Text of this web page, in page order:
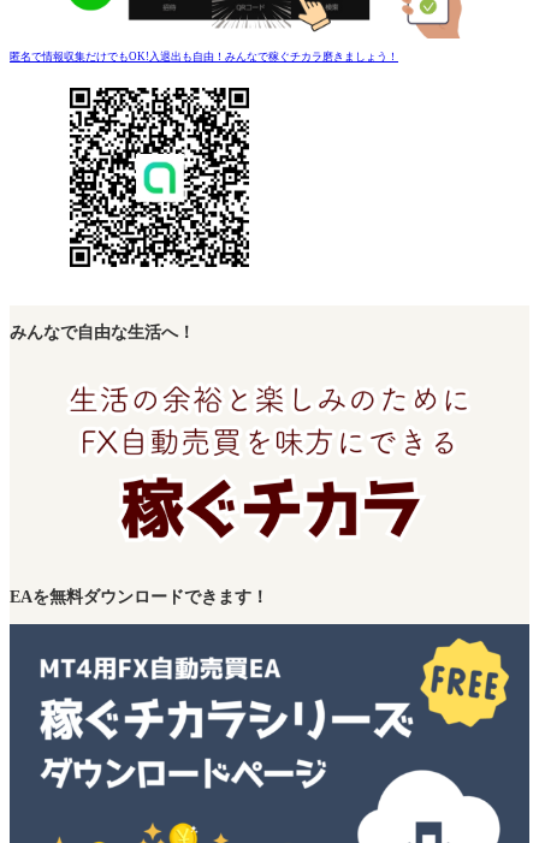
匿名で情報収集だけでもOK!入退出も自由！みんなで稼ぐチカラ磨きましょう！
みんなで自由な生活へ！
EAを無料ダウンロードできます！